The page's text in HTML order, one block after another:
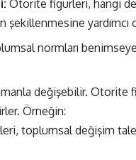
Otorite figürleri, hangi
yardımcı
normları
değişebilir. Otorite
Örneğin:
toplumsal değişim